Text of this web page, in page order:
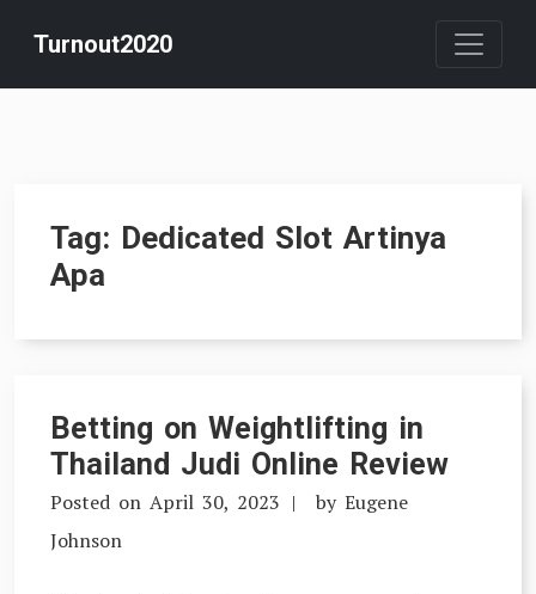
content
Turnout2020
Tag: Dedicated Slot Artinya
Apa
Betting on Weightlifting in
Thailand Judi Online Review
Posted on April 30, 2023 by Eugene
Johnson